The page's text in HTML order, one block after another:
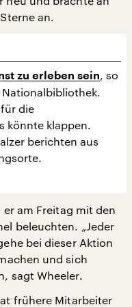
an.
zu erleben sein, so
die
könnte klappen.
berichten aus
am Freitag mit den
beleuchten. „Jeder
bei dieser Aktion
und sich
sagt Wheeler.
frühere Mitarbeiter